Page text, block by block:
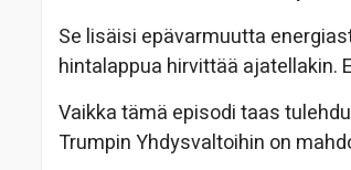
Se lisäisi epävarmuutta
hintalappua hirvittää ajatellakin.
Vaikka tämä episodi taas
Trumpin Yhdysvaltoihin on